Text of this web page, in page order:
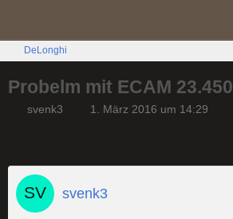
DeLonghi
Probelm mit ECAM 23.450
svenk3 1. März 2016 um 14:29
svenk3